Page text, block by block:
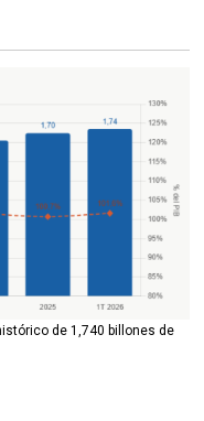
de 1,740 billones de